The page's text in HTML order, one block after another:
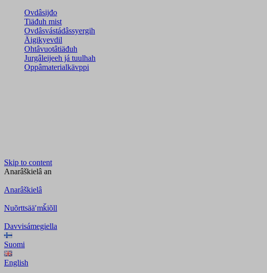
Ovdâsijđo
Tiäđuh mist
Ovdâsvástádâssyergih
Äigikyevdil
Ohtâvuotâtiäđuh
Jurgâleijeeh já tuulhah
Oppâmaterialkävppi
Skip to content
Anarâškielâ an
Anarâškielâ
Nuõrttsääʹmǩiõll
Davvisámegiella
Suomi
English